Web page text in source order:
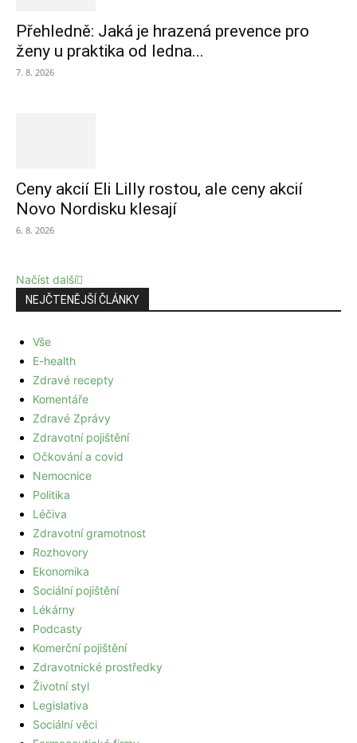
Přehledně: Jaká je hrazená prevence pro
ženy u praktika od ledna...
7. 8. 2026
Ceny akcií Eli Lilly rostou, ale ceny akcií
Novo Nordisku klesají
6. 8. 2026
Načíst další
NEJČTENĚJŠÍ ČLÁNKY
Vše
E-health
Zdravé recepty
Komentáře
Zdravé Zprávy
Zdravotní pojištění
Očkování a covid
Nemocnice
Politika
Léčiva
Zdravotní gramotnost
Rozhovory
Ekonomika
Sociální pojištění
Lékárny
Podcasty
Komerční pojištění
Zdravotnické prostředky
Životní styl
Legislativa
Sociální věci